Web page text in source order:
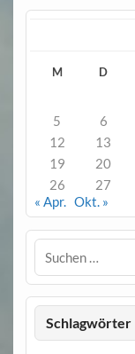
M D
5
6
12
13
19
20
26
27
« Apr. Okt. »
Schlagwörter